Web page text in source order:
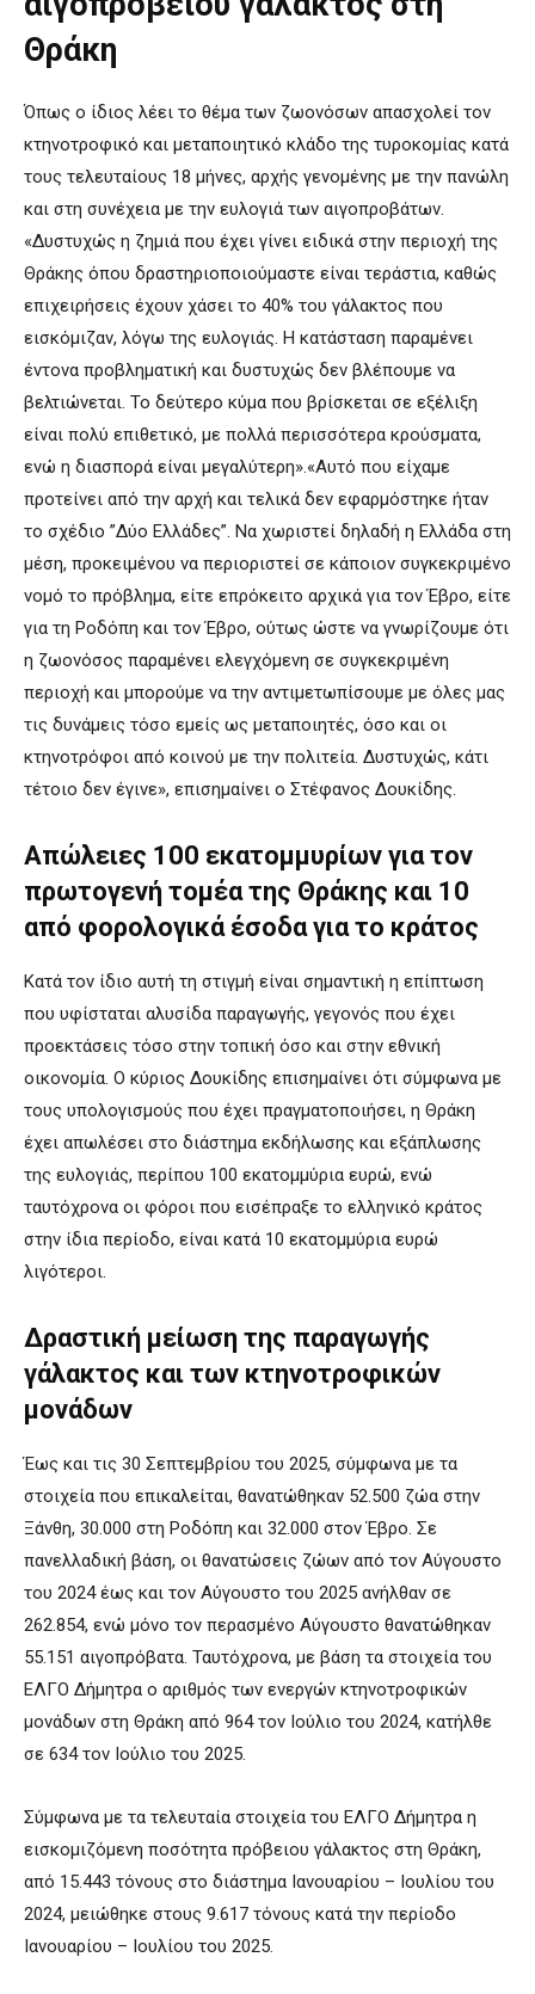
Θράκη
Όπως ο ίδιος λέει το θέμα των ζωονόσων απασχολεί τον
κτηνοτροφικό και μεταποιητικό κλάδο της τυροκομίας κατά
τους τελευταίους 18 μήνες, αρχής γενομένης με την πανώλη
και στη συνέχεια με την ευλογιά των αιγοπροβάτων.
«Δυστυχώς η ζημιά που έχει γίνει ειδικά στην περιοχή της
Θράκης όπου δραστηριοποιούμαστε είναι τεράστια, καθώς
επιχειρήσεις έχουν χάσει το 40% του γάλακτος που
εισκόμιζαν, λόγω της ευλογιάς. Η κατάσταση παραμένει
έντονα προβληματική και δυστυχώς δεν βλέπουμε να
βελτιώνεται. Το δεύτερο κύμα που βρίσκεται σε εξέλιξη
είναι πολύ επιθετικό, με πολλά περισσότερα κρούσματα,
ενώ η διασπορά είναι μεγαλύτερη».«Αυτό που είχαμε
προτείνει από την αρχή και τελικά δεν εφαρμόστηκε ήταν
το σχέδιο ”Δύο Ελλάδες”. Να χωριστεί δηλαδή η Ελλάδα στη
μέση, προκειμένου να περιοριστεί σε κάποιον συγκεκριμένο
νομό το πρόβλημα, είτε επρόκειτο αρχικά για τον Έβρο, είτε
για τη Ροδόπη και τον Έβρο, ούτως ώστε να γνωρίζουμε ότι
η ζωονόσος παραμένει ελεγχόμενη σε συγκεκριμένη
περιοχή και μπορούμε να την αντιμετωπίσουμε με όλες μας
τις δυνάμεις τόσο εμείς ως μεταποιητές, όσο και οι
κτηνοτρόφοι από κοινού με την πολιτεία. Δυστυχώς, κάτι
τέτοιο δεν έγινε», επισημαίνει ο Στέφανος Δουκίδης.
Απώλειες 100 εκατομμυρίων για τον
πρωτογενή τομέα της Θράκης και 10
από φορολογικά έσοδα για το κράτος
Κατά τον ίδιο αυτή τη στιγμή είναι σημαντική η επίπτωση
που υφίσταται αλυσίδα παραγωγής, γεγονός που έχει
προεκτάσεις τόσο στην τοπική όσο και στην εθνική
οικονομία. Ο κύριος Δουκίδης επισημαίνει ότι σύμφωνα με
τους υπολογισμούς που έχει πραγματοποιήσει, η Θράκη
έχει απωλέσει στο διάστημα εκδήλωσης και εξάπλωσης
της ευλογιάς, περίπου 100 εκατομμύρια ευρώ, ενώ
ταυτόχρονα οι φόροι που εισέπραξε το ελληνικό κράτος
στην ίδια περίοδο, είναι κατά 10 εκατομμύρια ευρώ
λιγότεροι.
Δραστική μείωση της παραγωγής
γάλακτος και των κτηνοτροφικών
μονάδων
Έως και τις 30 Σεπτεμβρίου του 2025, σύμφωνα με τα
στοιχεία που επικαλείται, θανατώθηκαν 52.500 ζώα στην
Ξάνθη, 30.000 στη Ροδόπη και 32.000 στον Έβρο. Σε
πανελλαδική βάση, οι θανατώσεις ζώων από τον Αύγουστο
του 2024 έως και τον Αύγουστο του 2025 ανήλθαν σε
262.854, ενώ μόνο τον περασμένο Αύγουστο θανατώθηκαν
55.151 αιγοπρόβατα. Ταυτόχρονα, με βάση τα στοιχεία του
ΕΛΓΟ Δήμητρα ο αριθμός των ενεργών κτηνοτροφικών
μονάδων στη Θράκη από 964 τον Ιούλιο του 2024, κατήλθε
σε 634 τον Ιούλιο του 2025.
Σύμφωνα με τα τελευταία στοιχεία του ΕΛΓΟ Δήμητρα η
εισκομιζόμενη ποσότητα πρόβειου γάλακτος στη Θράκη,
από 15.443 τόνους στο διάστημα Ιανουαρίου – Ιουλίου του
2024, μειώθηκε στους 9.617 τόνους κατά την περίοδο
Ιανουαρίου – Ιουλίου του 2025.